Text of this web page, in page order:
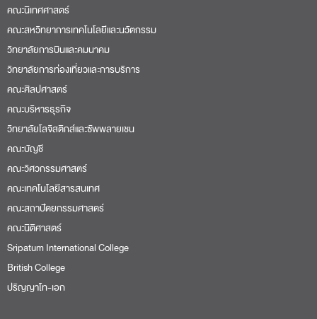
คณะนิเทศศาสตร์
คณะสหวิทยาการเทคโนโลยีและนวัตกรรม
วิทยาลัยการบินและคมนาคม
วิทยาลัยการท่องเที่ยวและการบริการ
คณะศิลปศาสตร์
คณะบริหารธุรกิจ
วิทยาลัยโลจิสติกส์และซัพพลายเชน
คณะบัญชี
คณะวิศวกรรมศาสตร์
คณะเทคโนโลยีสารสนเทศ
คณะสถาปัตยกรรมศาสตร์
คณะนิติศาสตร์
Sripatum International College
British College
ปริญญาโท-เอก